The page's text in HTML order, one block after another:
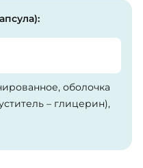
оболочка
– глицерин),
– альфа-